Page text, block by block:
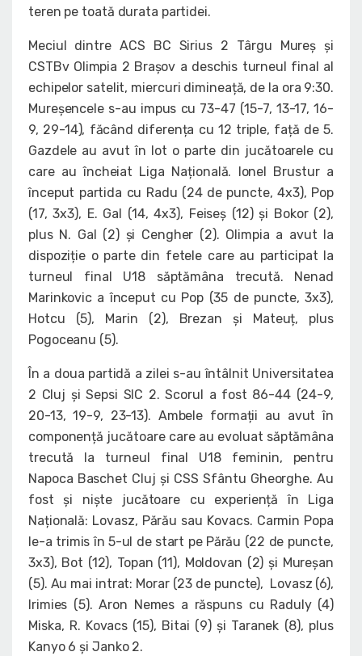
teren pe toată durata partidei.
Meciul dintre ACS BC Sirius 2 Târgu Mureș și
CSTBv Olimpia 2 Brașov a deschis turneul final al
echipelor satelit, miercuri dimineață, de la ora 9:30.
Mureșencele s-au impus cu 73-47 (15-7, 13-17, 16-
9, 29-14), făcând diferența cu 12 triple, față de 5.
Gazdele au avut în lot o parte din jucătoarele cu
care au încheiat Liga Națională. Ionel Brustur a
început partida cu Radu (24 de puncte, 4x3), Pop
(17, 3x3), E. Gal (14, 4x3), Feiseș (12) și Bokor (2),
plus N. Gal (2) și Cengher (2). Olimpia a avut la
dispoziție o parte din fetele care au participat la
turneul final U18 săptămâna trecută. Nenad
Marinkovic a început cu Pop (35 de puncte, 3x3),
Hotcu (5), Marin (2), Brezan și Mateuț, plus
Pogoceanu (5).
În a doua partidă a zilei s-au întâlnit Universitatea
2 Cluj și Sepsi SIC 2. Scorul a fost 86-44 (24-9,
20-13, 19-9, 23-13). Ambele formații au avut în
componență jucătoare care au evoluat săptămâna
trecută la turneul final U18 feminin, pentru
Napoca Baschet Cluj și CSS Sfântu Gheorghe. Au
fost și niște jucătoare cu experiență în Liga
Națională: Lovasz, Părău sau Kovacs. Carmin Popa
le-a trimis în 5-ul de start pe Părău (22 de puncte,
3x3), Bot (12), Topan (11), Moldovan (2) și Mureșan
(5). Au mai intrat: Morar (23 de puncte), Lovasz (6),
Irimies (5). Aron Nemes a răspuns cu Raduly (4)
Miska, R. Kovacs (15), Bitai (9) și Taranek (8), plus
Kanyo 6 și Janko 2.